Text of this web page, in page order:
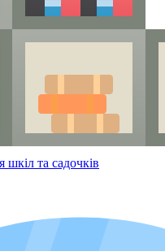
шкіл та садочків